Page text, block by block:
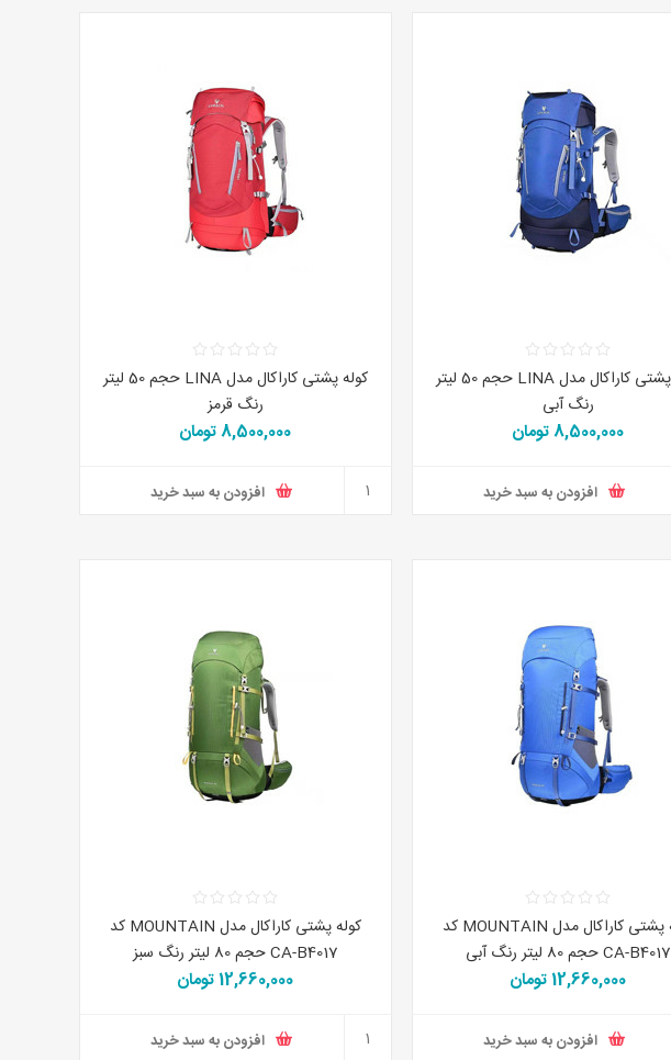
کوله پشتی کاراکال مدل LINA حجم 50 لیتر
رنگ آبی
8,500,000 تومان
افزودن به سبد خرید
کوله پشتی کاراکال مدل LINA حجم 50 لیتر
رنگ قرمز
8,500,000 تومان
افزودن به سبد خرید
کوله پشتی کاراکال مدل MOUNTAIN کد
CA-B4017 حجم 80 لیتر رنگ آبی
12,660,000 تومان
افزودن به سبد خرید
کوله پشتی کاراکال مدل MOUNTAIN کد
CA-B4017 حجم 80 لیتر رنگ سبز
12,660,000 تومان
افزودن به سبد خرید